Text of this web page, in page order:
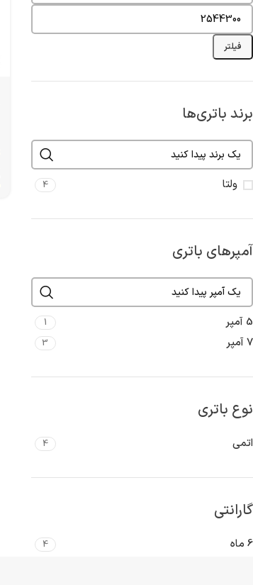
فیلتر
برند باتری‌ها
ولتا 4
آمپرهای باتری
5 آمپر 1
7 آمپر 3
نوع باتری
اتمی 4
گارانتی
6 ماه 4